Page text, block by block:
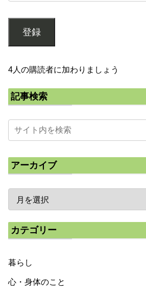
登録
4人の購読者に加わりましょう
記事検索
アーカイブ
カテゴリー
暮らし
心・身体のこと